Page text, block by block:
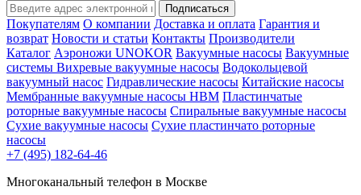
Подписаться
Покупателям О компании Доставка и оплата Гарантия и
возврат Новости и статьи Контакты Производители
Каталог Аэроножи UNOKOR Вакуумные насосы Вакуумные
системы Вихревые вакуумные насосы Водокольцевой
вакуумный насос Гидравлические насосы Китайские насосы
Мембранные вакуумные насосы НВМ Пластинчатые
роторные вакуумные насосы Спиральные вакуумные насосы
Сухие вакуумные насосы Сухие пластинчато роторные
насосы
+7 (495) 182-64-46
Многоканальный телефон в Москве